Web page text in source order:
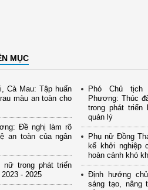
MỤC
Cà Mau: Tập huấn
màu an toàn cho
Đề nghị làm rõ
an toàn của ngân
trong phát triển
- 2025
Phó Chủ tịch
Phương: Thúc
trong phát
quản lý
Phụ nữ Đồng
kế khởi nghiệp
hoàn cảnh khó
Định hướng
sáng tạo, nâng